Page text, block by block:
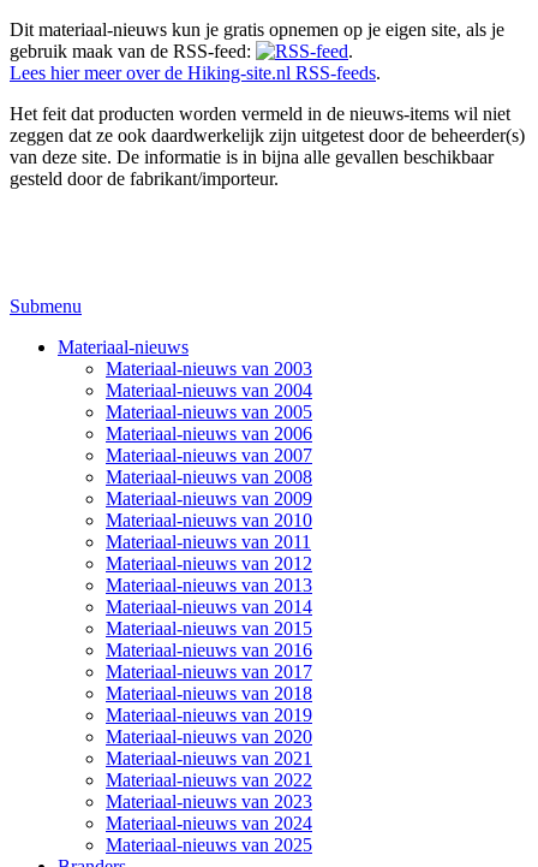
Dit materiaal-nieuws kun je gratis opnemen op je eigen site, als je
gebruik maak van de RSS-feed:
.
Lees hier meer over de Hiking-site.nl RSS-feeds.
Het feit dat producten worden vermeld in de nieuws-items wil niet
zeggen dat ze ook daardwerkelijk zijn uitgetest door de beheerder(s)
van deze site. De informatie is in bijna alle gevallen beschikbaar
gesteld door de fabrikant/importeur.
Submenu
Materiaal-nieuws
Materiaal-nieuws van 2003
Materiaal-nieuws van 2004
Materiaal-nieuws van 2005
Materiaal-nieuws van 2006
Materiaal-nieuws van 2007
Materiaal-nieuws van 2008
Materiaal-nieuws van 2009
Materiaal-nieuws van 2010
Materiaal-nieuws van 2011
Materiaal-nieuws van 2012
Materiaal-nieuws van 2013
Materiaal-nieuws van 2014
Materiaal-nieuws van 2015
Materiaal-nieuws van 2016
Materiaal-nieuws van 2017
Materiaal-nieuws van 2018
Materiaal-nieuws van 2019
Materiaal-nieuws van 2020
Materiaal-nieuws van 2021
Materiaal-nieuws van 2022
Materiaal-nieuws van 2023
Materiaal-nieuws van 2024
Materiaal-nieuws van 2025